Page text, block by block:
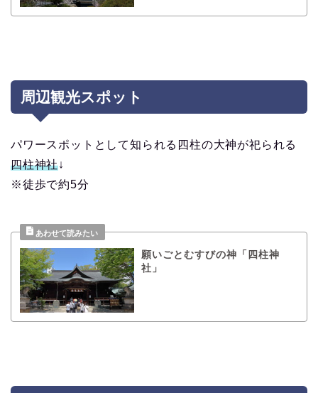
周辺観光スポット
パワースポットとして知られる四柱の大神が祀られる
四柱神社↓
※徒歩で約5分
願いごとむすびの神「四柱神
社」